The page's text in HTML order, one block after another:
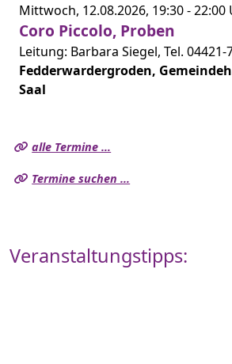
Mittwoch, 12.08.2026, 19:30 -22:00
Coro Piccolo, Proben
Leitung: Barbara Siegel, Tel. 04421-
Fedderwardergroden,
Saal
alle Termine …
Termine suchen …
Veranstaltungstipps: